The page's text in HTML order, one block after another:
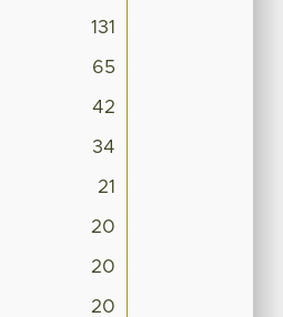
131
65
42
34
21
20
20
20